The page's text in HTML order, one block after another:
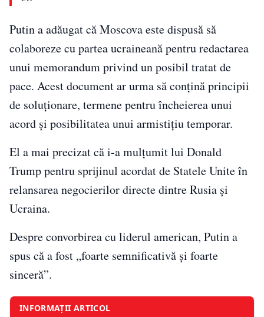
Putin a adăugat că Moscova este dispusă să
colaboreze cu partea ucraineană pentru redactarea
unui memorandum privind un posibil tratat de
pace. Acest document ar urma să conțină principii
de soluționare, termene pentru încheierea unui
acord și posibilitatea unui armistițiu temporar.
El a mai precizat că i-a mulțumit lui Donald
Trump pentru sprijinul acordat de Statele Unite în
relansarea negocierilor directe dintre Rusia și
Ucraina.
Despre convorbirea cu liderul american, Putin a
spus că a fost „foarte semnificativă și foarte
sinceră”.
INFORMAȚII ARTICOL